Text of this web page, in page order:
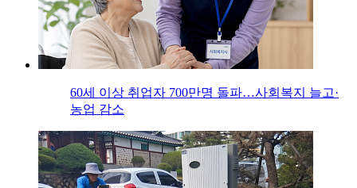
60세 이상 취업자 700만명 돌파…사회복지 늘고·
농업 감소